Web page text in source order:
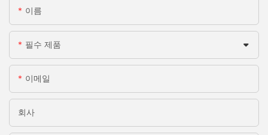
이름
필수 제품
이메일
회사